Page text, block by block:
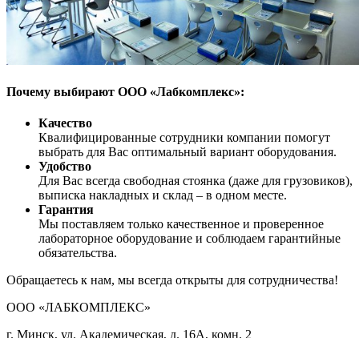
Почему выбирают ООО «Лабкомплекс»:
Качество
Квалифицированные сотрудники компании помогут
выбрать для Вас оптимальный вариант оборудования.
Удобство
Для Вас всегда свободная стоянка (даже для грузовиков),
выписка накладных и склад – в одном месте.
Гарантия
Мы поставляем только качественное и проверенное
лабораторное оборудование и соблюдаем гарантийные
обязательства.
Обращаетесь к нам, мы всегда открыты для сотрудничества!
ООО «ЛАБКОМПЛЕКС»
г. Минск, ул. Академическая, д. 16А, комн. 2